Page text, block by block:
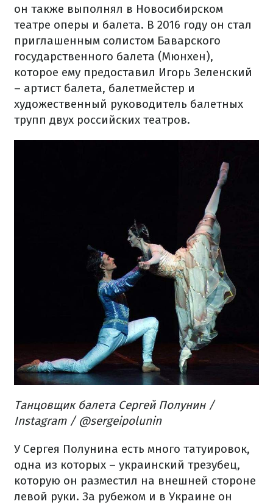
он также выполнял в Новосибирском
театре оперы и балета. В 2016 году он стал
приглашенным солистом Баварского
государственного балета (Мюнхен),
которое ему предоставил Игорь Зеленский
– артист балета, балетмейстер и
художественный руководитель балетных
трупп двух российских театров.
Танцовщик балета Сергей Полунин /
Instagram / @sergeipolunin
У Сергея Полунина есть много татуировок,
одна из которых – украинский трезубец,
которую он разместил на внешней стороне
левой руки. За рубежом и в Украине он